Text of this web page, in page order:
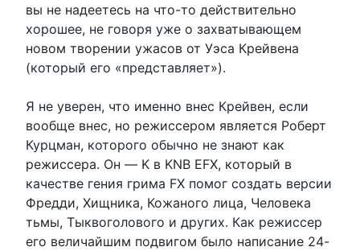
вы не надеетесь на что-то действительно
хорошее, не говоря уже о захватывающем
новом творении ужасов от Уэса Крейвена
(который его «представляет»).
Я не уверен, что именно внес Крейвен, если
вообще внес, но режиссером является Роберт
Курцман, которого обычно не знают как
режиссера. Он — K в KNB EFX, который в
качестве гения грима FX помог создать версии
Фредди, Хищника, Кожаного лица, Человека
тьмы, Тыквоголового и других. Как режиссер
его величайшим подвигом было написание 24-